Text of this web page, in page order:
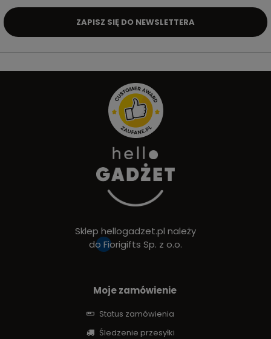
ZAPISZ SIĘ DO NEWSLETTERA
Sklep hellogadzet.pl należy
do Fiorigifts Sp. z o.o.
Moje zamówienie
Status zamówienia
Śledzenie przesyłki